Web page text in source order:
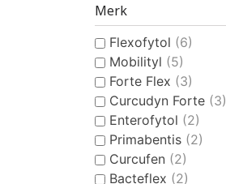
Merk
Flexofytol (6)
Mobilityl (5)
Forte Flex (3)
Curcudyn Forte (3)
Enterofytol (2)
Primabentis (2)
Curcufen (2)
Bacteflex (2)